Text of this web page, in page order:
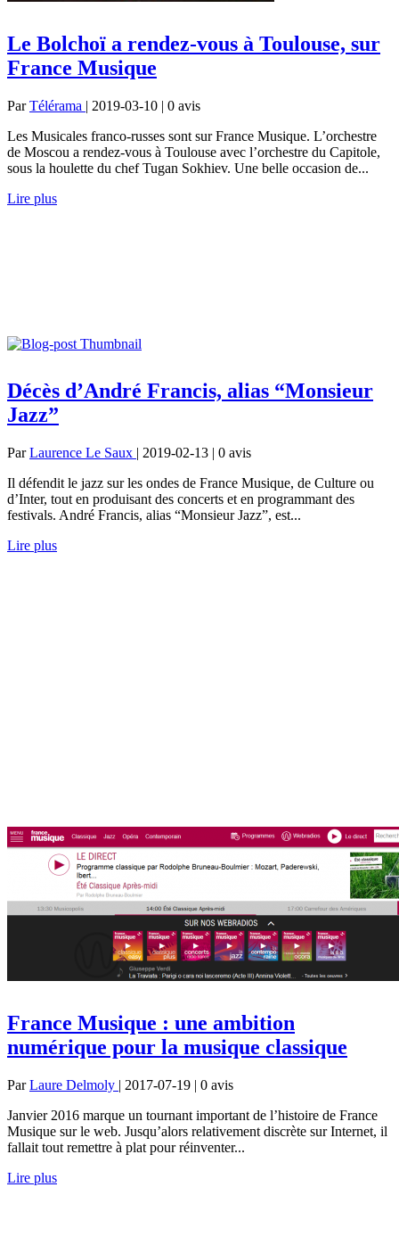
Le Bolchoï a rendez-vous à Toulouse, sur
France Musique
ParTélérama | 2019-03-10 | 0 avis
Les Musicales franco-russes sont sur France Musique. L’orchestre
de Moscou a rendez-vous à Toulouse avec l’orchestre du Capitole,
sous la houlette du chef Tugan Sokhiev. Une belle occasion de...
Lire plus
Décès d’André Francis, alias “Monsieur
Jazz”
ParLaurence Le Saux | 2019-02-13 | 0 avis
Il défendit le jazz sur les ondes de France Musique, de Culture ou
d’Inter, tout en produisant des concerts et en programmant des
festivals. André Francis, alias “Monsieur Jazz”, est...
Lire plus
France Musique : une ambition
numérique pour la musique classique
ParLaure Delmoly | 2017-07-19 | 0 avis
Janvier 2016 marque un tournant important de l’histoire de France
Musique sur le web. Jusqu’alors relativement discrète sur Internet, il
fallait tout remettre à plat pour réinventer...
Lire plus